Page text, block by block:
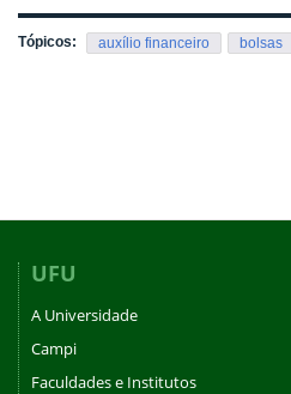
Tópicos: auxílio financeiro bolsas
UFU
A Universidade
Campi
Faculdades e Institutos